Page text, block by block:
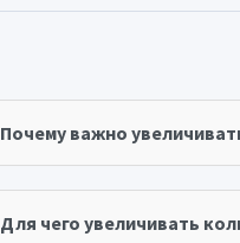
Почему важно
Для чего увеличивать